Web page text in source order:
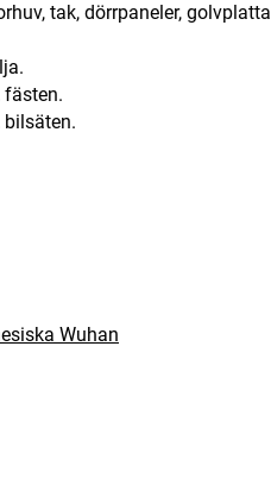
tak, dörrpaneler,
fästen.
bilsäten.
Wuhan